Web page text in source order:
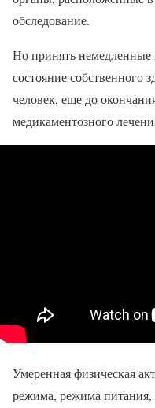
обследование.
Но принять
состояние собственного
человек, еще до
медикаментозного
Умеренная физическая
режима, режима питания,